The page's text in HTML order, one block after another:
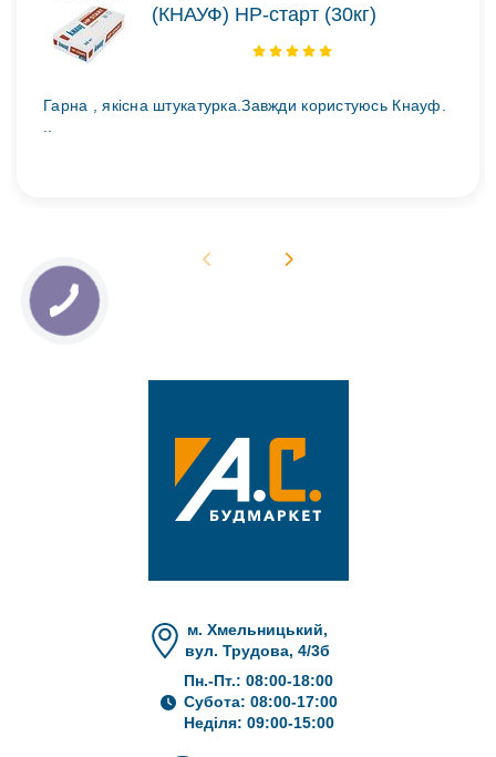
(КНАУФ) НР-старт (30кг)
Гарна , якісна штукатурка.Завжди користуюсь Кнауф.
..
м. Хмельницький,
вул. Трудова, 4/3б
Пн.-Пт.: 08:00-18:00
Субота: 08:00-17:00
Неділя: 09:00-15:00